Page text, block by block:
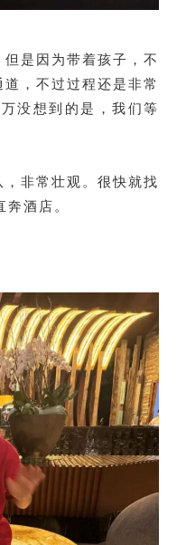
是因为带着孩子，不
，不过过程还是非常
没想到的是，我们等
非常壮观。很快就找
酒店。